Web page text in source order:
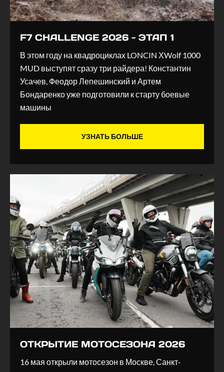
F7 CHALLENGE 2026 - ЭТАП 1
В этом году на квадроциклах LONCIN ХWolf 1000
MUD выступят сразу три райдера! Константин
Усачев, Феодор Лепешинский и Артем
Бондаренко уже подготовили к старту боевые
машины
УЗНАТЬ БОЛЬШЕ
ОТКРЫТИЕ МОТОСЕЗОНА 2026
16 мая открыли мотосезон в Москве, Санкт-